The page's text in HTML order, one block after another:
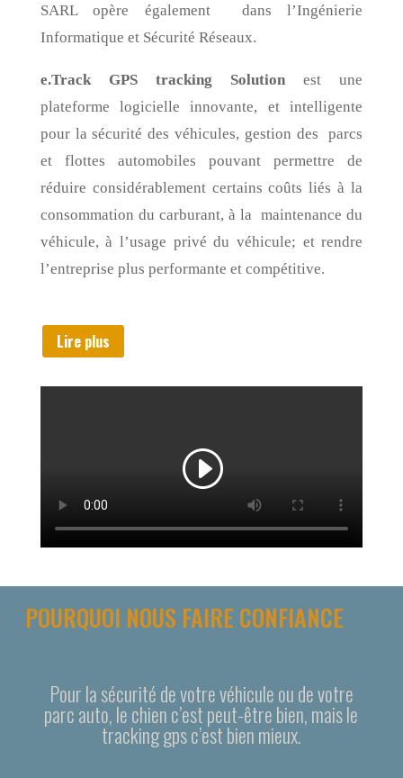
SARL opère également dans l’Ingénierie
Informatique et Sécurité Réseaux.
e.Track GPS tracking Solution est une
plateforme logicielle innovante, et intelligente
pour la sécurité des véhicules, gestion des parcs
et flottes automobiles pouvant permettre de
réduire considérablement certains coûts liés à la
consommation du carburant, à la maintenance du
véhicule, à l’usage privé du véhicule; et rendre
l’entreprise plus performante et compétitive.
Lire plus
POURQUOI NOUS FAIRE CONFIANCE
Pour la sécurité de votre véhicule ou de votre
parc auto, le chien c’est peut-être bien, mais le
tracking gps c’est bien mieux.